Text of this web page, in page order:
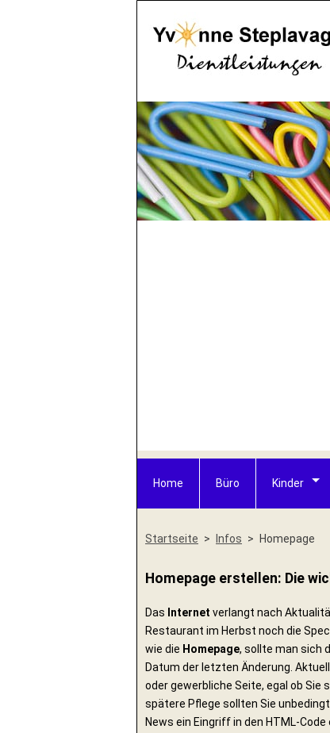
Home Büro Kinder
Startseite Infos Homepage
Homepage erstellen: Die
Das Internet verlangt nach
Restaurant im Herbst noch die
wie die Homepage, sollte man sich
Datum der letzten Änderung.
oder gewerbliche Seite, egal ob Sie
spätere Pflege sollten Sie
News ein Eingriff in den HTML-